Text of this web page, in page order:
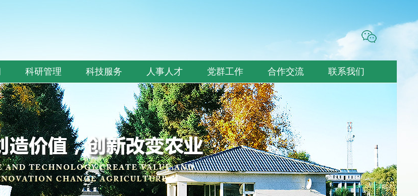
科研管理 科技服务 人事人才 党群工作 合作交流 联系我们